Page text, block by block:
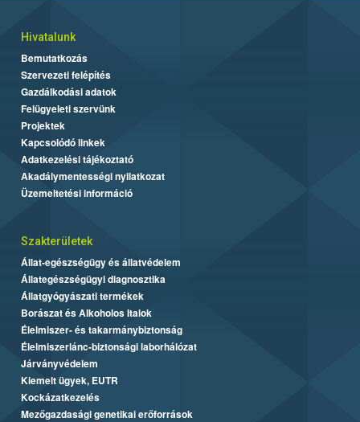
Hivatalunk
Bemutatkozás
Szervezeti felépítés
Gazdálkodási adatok
Felügyeleti szervünk
Projektek
Kapcsolódó linkek
Adatkezelési tájékoztató
Akadálymentességi nyilatkozat
Üzemeltetési információ
Szakterületek
Állat-egészségügy és állatvédelem
Állategészségügyi diagnosztika
Állatgyógyászati termékek
Borászat és Alkoholos Italok
Élelmiszer- és takarmánybiztonság
Élelmiszerlánc-biztonsági laborhálózat
Járványvédelem
Kiemelt ügyek, EUTR
Kockázatkezelés
Mezőgazdasági genetikai erőforrások